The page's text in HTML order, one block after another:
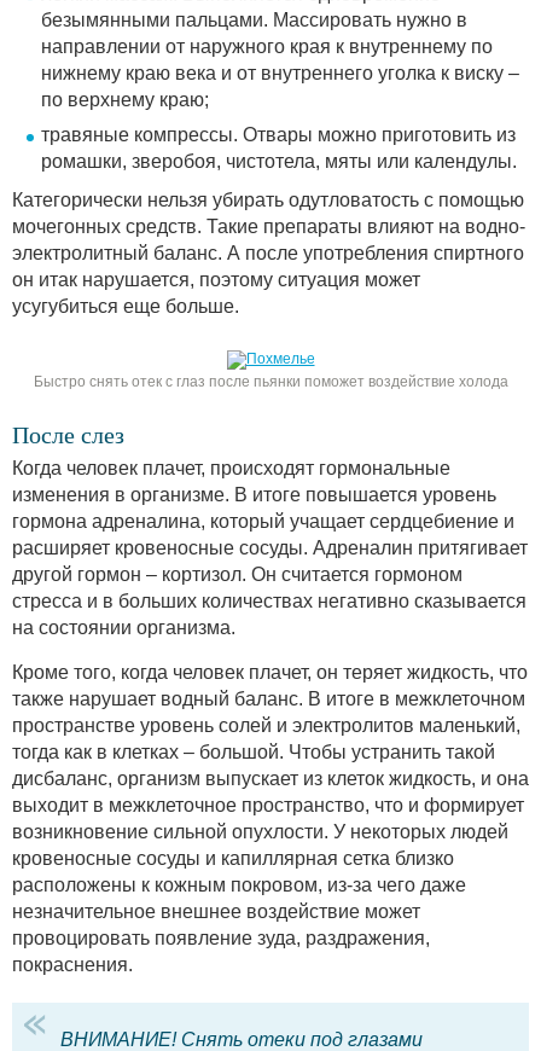
безымянными пальцами. Массировать нужно в
направлении от наружного края к внутреннему по
нижнему краю века и от внутреннего уголка к виску –
по верхнему краю;
травяные компрессы. Отвары можно приготовить из
ромашки, зверобоя, чистотела, мяты или календулы.
Категорически нельзя убирать одутловатость с помощью
мочегонных средств. Такие препараты влияют на водно-
электролитный баланс. А после употребления спиртного
он итак нарушается, поэтому ситуация может
усугубиться еще больше.
Быстро снять отек с глаз после пьянки поможет воздействие холода
После слез
Когда человек плачет, происходят гормональные
изменения в организме. В итоге повышается уровень
гормона адреналина, который учащает сердцебиение и
расширяет кровеносные сосуды. Адреналин притягивает
другой гормон – кортизол. Он считается гормоном
стресса и в больших количествах негативно сказывается
на состоянии организма.
Кроме того, когда человек плачет, он теряет жидкость, что
также нарушает водный баланс. В итоге в межклеточном
пространстве уровень солей и электролитов маленький,
тогда как в клетках – большой. Чтобы устранить такой
дисбаланс, организм выпускает из клеток жидкость, и она
выходит в межклеточное пространство, что и формирует
возникновение сильной опухлости. У некоторых людей
кровеносные сосуды и капиллярная сетка близко
расположены к кожным покровом, из-за чего даже
незначительное внешнее воздействие может
провоцировать появление зуда, раздражения,
покраснения.
ВНИМАНИЕ! Снять отеки под глазами